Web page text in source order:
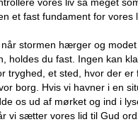
et fast fundament for vores
stormen hærger og
holdes du fast. Ingen kan
tryghed, et sted, hvor der
borg. Hvis vi havner i en
os ud af mørket og ind i
vi sætter vores lid til Gud